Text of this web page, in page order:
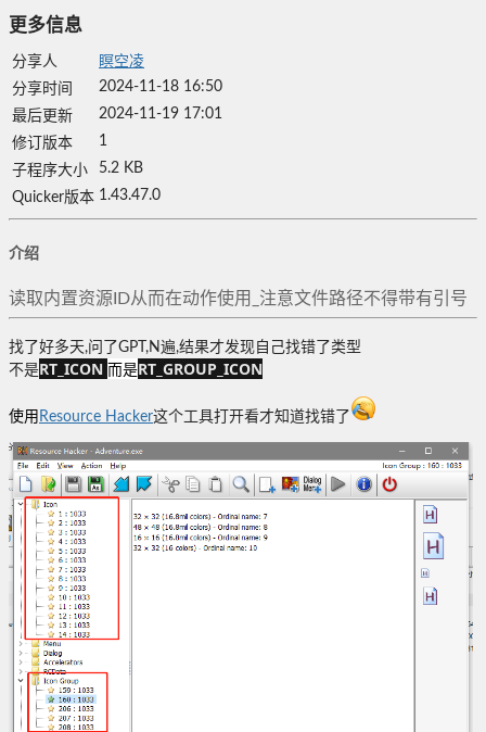
更多信息
分享人
瞑空凌
分享时间
2024-11-18 16:50
最后更新
2024-11-19 17:01
修订版本
1
子程序大小
5.2 KB
Quicker版本 1.43.47.0
介绍
读取内置资源ID从而在动作使用_注意文件路径不得带有引号
找了好多天,问了GPT,N遍,结果才发现自己找错了类型
不是RT_ICON 而是RT_GROUP_ICON
使用 Resource Hacker这个工具打开看才知道找错了